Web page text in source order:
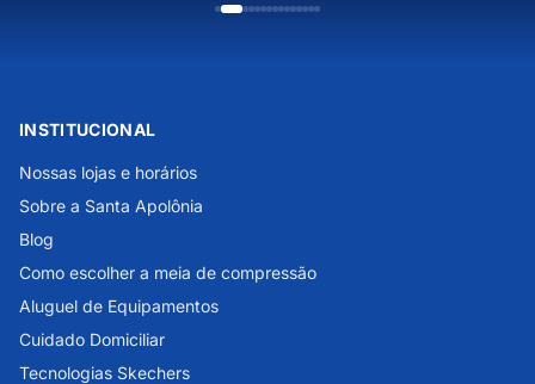
INSTITUCIONAL
Nossas lojas e horários
Sobre a Santa Apolônia
Blog
Como escolher a meia de compressão
Aluguel de Equipamentos
Cuidado Domiciliar
Tecnologias Skechers